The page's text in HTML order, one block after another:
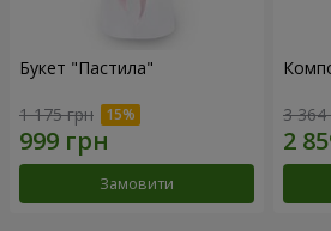
Букет "Пастила"
1 175 грн
Замовити
3 364